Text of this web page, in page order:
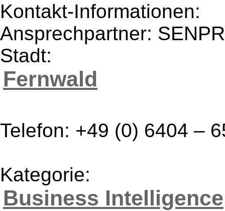
Kontakt-Informationen:
Ansprechpartner:
Stadt:
Fernwald
Telefon: +49 (0) 6404 –
Kategorie:
Business Intelligence